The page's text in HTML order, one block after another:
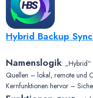
Hybrid Backup
Namenslogik:
Quellen – lokal, remote und
Kernfunktionen hervor –